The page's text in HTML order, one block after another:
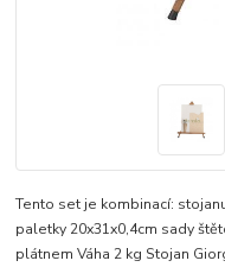
Tento set je kombinací:
paletky 20x31x0,4cm sady
plátnem Váha 2 kg Stojan